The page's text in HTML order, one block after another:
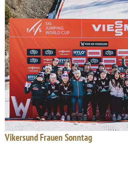
Vikersund Frauen Sonntag